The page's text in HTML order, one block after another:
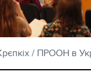
/ ПРООН в